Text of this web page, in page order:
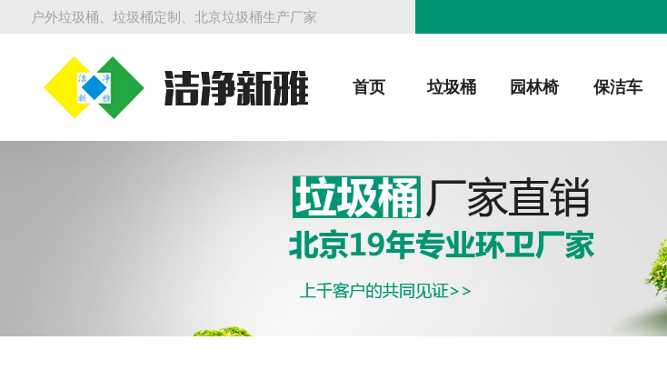
户外垃圾桶、垃圾桶定制、北京垃圾桶生产厂家
首页 垃圾桶 园林椅 保洁车